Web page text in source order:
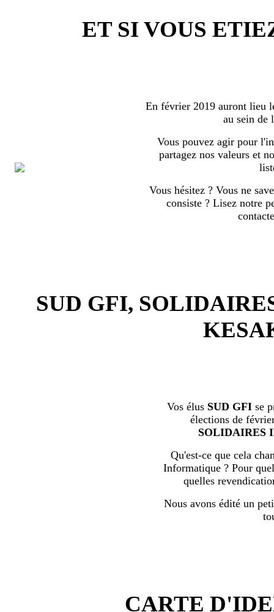
ET SI VOUS
En février 2019 auront lieu
au sein de
Vous pouvez agir pour
partagez nos valeurs et
Vous hésitez ? Vous ne
consiste ? Lisez notre
SUD GFI,
Vos élus SUD GFI se
élections de
SOLIDAIRES
Qu'est-ce que cela
Informatique ? Pour
quelles
Nous avons édité un
CARTE